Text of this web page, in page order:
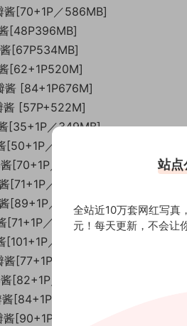
酱[70+1P／586MB]
[48P396MB]
[67P534MB]
[62+1P520M]
酱 [84+1P676M]
酱 [57P+522M]
[35+1P／349MB]
[50+1P／443MB]
[70+1P／453MB]
[71+1P／622MB]
[89+1P／637MB]
[71+1P／393MB]
／622MB]
[77+1P／686MB]
[82+1P／822MB]
[84+1P／813MB]
[90+1P／888MB]
站点
全站近10万套网红写真
元！每天更新，不会让